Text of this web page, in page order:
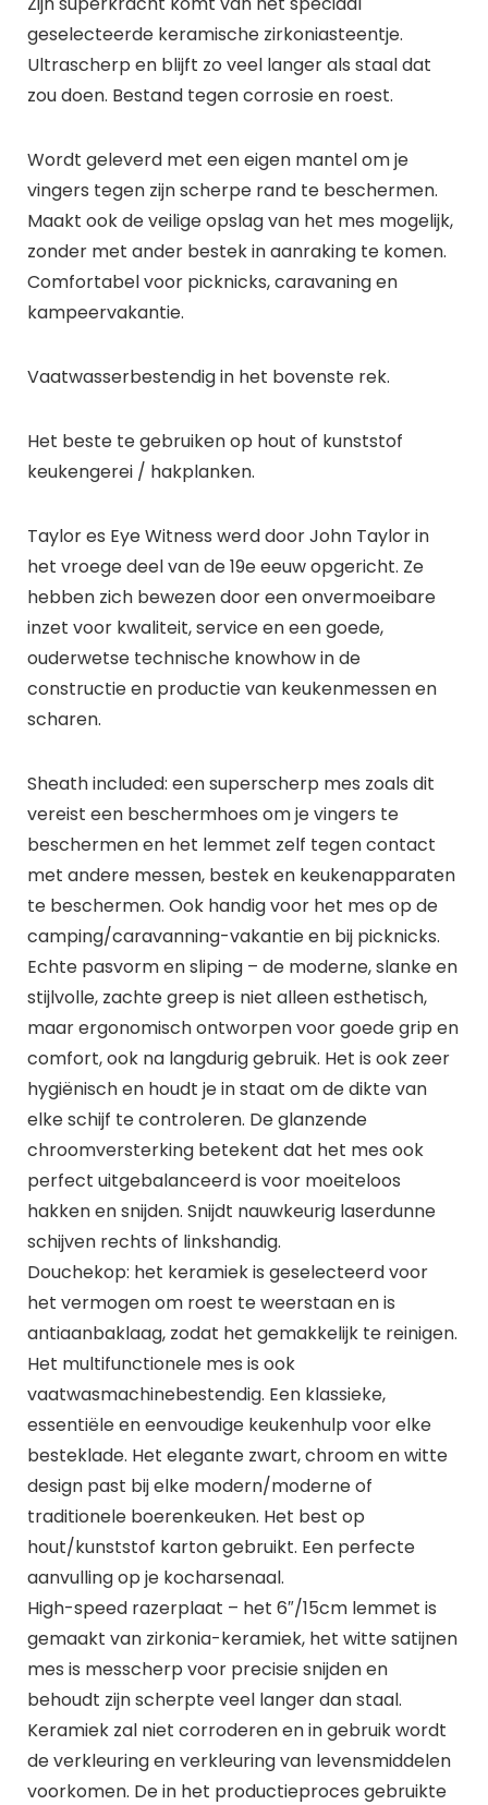
geselecteerde keramische zirkoniasteentje.
Ultrascherp en blijft zo veel langer als staal dat
zou doen. Bestand tegen corrosie en roest.
Wordt geleverd met een eigen mantel om je
vingers tegen zijn scherpe rand te beschermen.
Maakt ook de veilige opslag van het mes mogelijk,
zonder met ander bestek in aanraking te komen.
Comfortabel voor picknicks, caravaning en
kampeervakantie.
Vaatwasserbestendig in het bovenste rek.
Het beste te gebruiken op hout of kunststof
keukengerei / hakplanken.
Taylor es Eye Witness werd door John Taylor in
het vroege deel van de 19e eeuw opgericht. Ze
hebben zich bewezen door een onvermoeibare
inzet voor kwaliteit, service en een goede,
ouderwetse technische knowhow in de
constructie en productie van keukenmessen en
scharen.
Sheath included: een superscherp mes zoals dit
vereist een beschermhoes om je vingers te
beschermen en het lemmet zelf tegen contact
met andere messen, bestek en keukenapparaten
te beschermen. Ook handig voor het mes op de
camping/caravanning-vakantie en bij picknicks.
Echte pasvorm en sliping – de moderne, slanke en
stijlvolle, zachte greep is niet alleen esthetisch,
maar ergonomisch ontworpen voor goede grip en
comfort, ook na langdurig gebruik. Het is ook zeer
hygiënisch en houdt je in staat om de dikte van
elke schijf te controleren. De glanzende
chroomversterking betekent dat het mes ook
perfect uitgebalanceerd is voor moeiteloos
hakken en snijden. Snijdt nauwkeurig laserdunne
schijven rechts of linkshandig.
Douchekop: het keramiek is geselecteerd voor
het vermogen om roest te weerstaan en is
antiaanbaklaag, zodat het gemakkelijk te reinigen.
Het multifunctionele mes is ook
vaatwasmachinebestendig. Een klassieke,
essentiële en eenvoudige keukenhulp voor elke
besteklade. Het elegante zwart, chroom en witte
design past bij elke modern/moderne of
traditionele boerenkeuken. Het best op
hout/kunststof karton gebruikt. Een perfecte
aanvulling op je kocharsenaal.
High-speed razerplaat – het 6″/15cm lemmet is
gemaakt van zirkonia-keramiek, het witte satijnen
mes is messcherp voor precisie snijden en
behoudt zijn scherpte veel langer dan staal.
Keramiek zal niet corroderen en in gebruik wordt
de verkleuring en verkleuring van levensmiddelen
voorkomen. De in het productieproces gebruikte